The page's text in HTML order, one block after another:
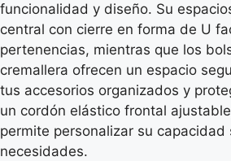
funcionalidad y diseño. Su
central con cierre en forma de U
pertenencias, mientras que los
cremallera ofrecen un espacio
tus accesorios organizados y
un cordón elástico frontal
permite personalizar su capacidad
necesidades.